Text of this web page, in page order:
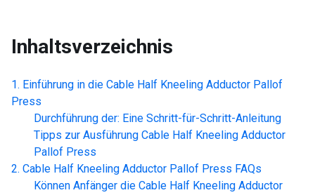
Inhaltsverzeichnis
Einführung in die Cable Half Kneeling Adductor Pallof
Press
Durchführung der: Eine Schritt-für-Schritt-Anleitung
Tipps zur Ausführung Cable Half Kneeling Adductor
Pallof Press
Cable Half Kneeling Adductor Pallof Press FAQs
Können Anfänger die Cable Half Kneeling Adductor